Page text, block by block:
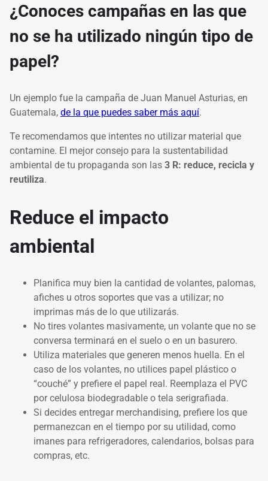
¿Conoces campañas en las que
no se ha utilizado ningún tipo de
papel?
Un ejemplo fue la campaña de Juan Manuel Asturias, en
Guatemala, de la que puedes saber más aquí.
Te recomendamos que intentes no utilizar material que
contamine. El mejor consejo para la sustentabilidad
ambiental de tu propaganda son las 3 R: reduce, recicla y
reutiliza.
Reduce el impacto
ambiental
Planifica muy bien la cantidad de volantes, palomas,
afiches u otros soportes que vas a utilizar; no
imprimas más de lo que utilizarás.
No tires volantes masivamente, un volante que no se
conversa terminará en el suelo o en un basurero.
Utiliza materiales que generen menos huella. En el
caso de los volantes, no utilices papel plástico o
“couché” y prefiere el papel real. Reemplaza el PVC
por celulosa biodegradable o tela serigrafiada.
Si decides entregar merchandising, prefiere los que
permanezcan en el tiempo por su utilidad, como
imanes para refrigeradores, calendarios, bolsas para
compras, etc.